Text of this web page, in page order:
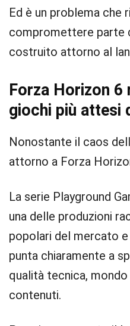
Ed è un problema che
compromettere parte
costruito attorno al
Forza Horizon 6
giochi più attesi
Nonostante il caos
attorno a Forza
La serie Playground
una delle produzioni
popolari del mercato
punta chiaramente a
qualità tecnica,
contenuti.